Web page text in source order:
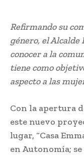
Refirmando su
género, el Alcalde
conocer a la
tiene como
aspecto a las
Con la apertura
este nuevo
lugar, “Casa
en Autonomía;